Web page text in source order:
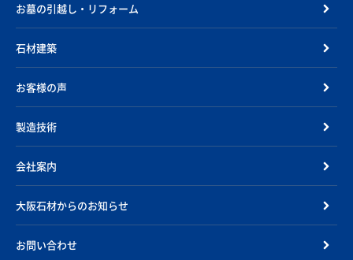
お墓の引越し・リフォーム
石材建築
お客様の声
製造技術
会社案内
大阪石材からのお知らせ
お問い合わせ